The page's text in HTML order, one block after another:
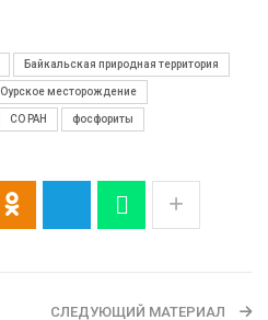
Байкальская природная территория
Оурское месторождение
СО РАН фосфориты
СЛЕДУЮЩИЙ МАТЕРИАЛ